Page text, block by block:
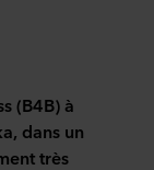
(B4B) à
dans un
très